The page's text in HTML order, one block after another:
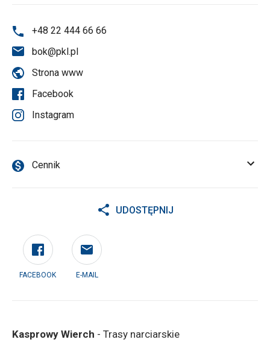
+48 22 444 66 66
bok@pkl.pl
Strona www
Facebook
Instagram
Cennik
UDOSTĘPNIJ
FACEBOOK E-MAIL
Kasprowy Wierch - Trasy narciarskie